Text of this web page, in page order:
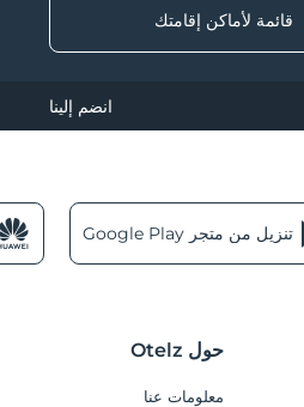
قائمة لأماكن إقامتك
انضم إلينا
تنزيل من متجر Google Play
حول Otelz
معلومات عنا